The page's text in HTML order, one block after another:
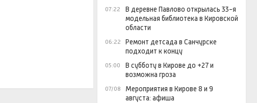
07:22
В деревне Павлово открылась 33-я
модельная библиотека в Кировской
области
06:22
Ремонт детсада в Санчурске
подходит к концу
05:00
В субботу в Кирове до +27 и
возможна гроза
07/08
Мероприятия в Кирове 8 и 9
августа: афиша